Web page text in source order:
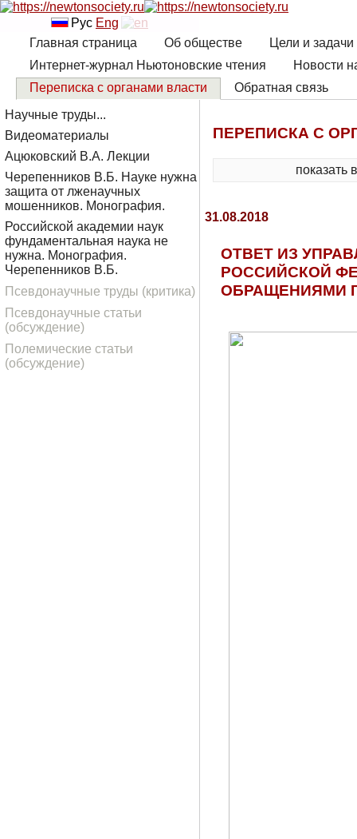
Рус Eng
Главная страница
Об обществе
Цели и
Интернет-журнал Ньютоновские чтения
Новости
Переписка с органами власти
Обратная связь
ПЕРЕПИСКА С
показать
31.08.2018
ОТВЕТ ИЗ
РОССИЙСКОЙ
ОБРАЩЕНИЯМИ
Научные труды...
Видеоматериалы
Ацюковский В.А. Лекции
Черепенников В.Б. Науке нужна
защита от лженаучных
мошенников. Монография.
Российской академии наук
фундаментальная наука не
нужна. Монография.
Черепенников В.Б.
Псевдонаучные труды (критика)
Псевдонаучные статьи
(обсуждение)
Полемические статьи
(обсуждение)